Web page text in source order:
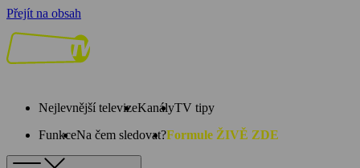
Přejít na obsah
Nejlevnější televizeKanályTV tipy
FunkceNa čem sledovat?Formule ŽIVĚ ZDE